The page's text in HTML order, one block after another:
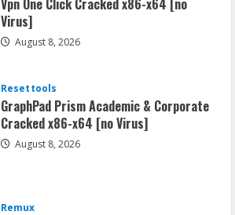
Virus]
August 8, 2026
Resettools
GraphPad Prism Academic & Corporate
Cracked x86-x64 [no Virus]
August 8, 2026
Remux